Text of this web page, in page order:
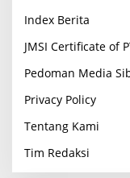
Index Berita
JMSI Certificate of
Pedoman Media
Privacy Policy
Tentang Kami
Tim Redaksi